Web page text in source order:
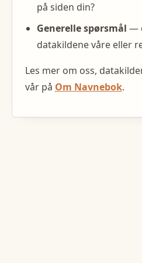
på siden din?
Generelle spørsmål —
datakildene våre eller
Les mer om oss,
vår på Om Navnebok.